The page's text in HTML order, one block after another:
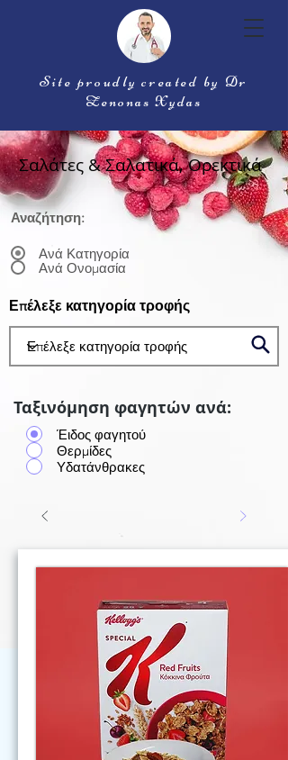
Site proudly created by Dr
Zenonas Xydas
Σαλάτες & Σαλατικά, Ορεκτικά
Αναζήτηση:
Ανά Κατηγορία
Ανά Ονομασία
Επέλεξε κατηγορία τροφής
Ταξινόμηση φαγητών ανά:
Έιδος φαγητού
Θερμίδες
Υδατάνθρακες